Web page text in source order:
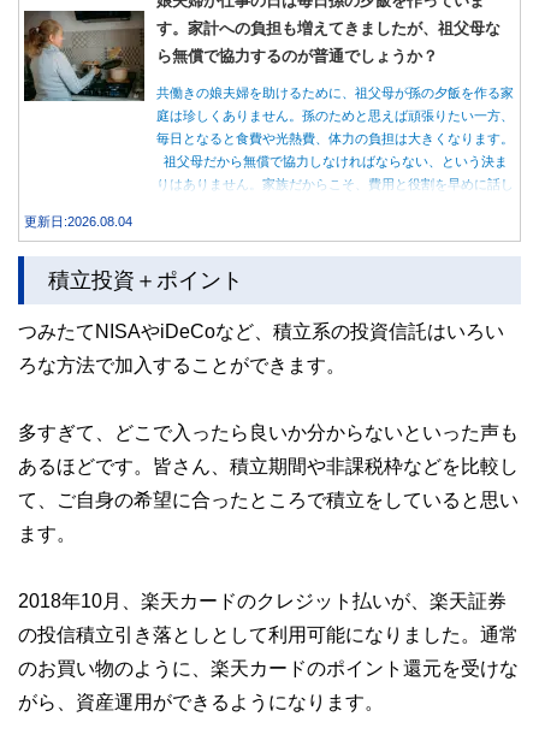
す。家計への負担も増えてきましたが、祖父母な
ら無償で協力するのが普通でしょうか？
共働きの娘夫婦を助けるために、祖父母が孫の夕飯を作る家
庭は珍しくありません。孫のためと思えば頑張りたい一方、
毎日となると食費や光熱費、体力の負担は大きくなります。
祖父母だから無償で協力しなければならない、という決ま
りはありません。家族だからこそ、費用と役割を早めに話し
更新日:2026.08.04
積立投資＋ポイント
つみたてNISAやiDeCoなど、積立系の投資信託はいろい
ろな方法で加入することができます。
多すぎて、どこで入ったら良いか分からないといった声も
あるほどです。皆さん、積立期間や非課税枠などを比較し
て、ご自身の希望に合ったところで積立をしていると思い
ます。
2018年10月、楽天カードのクレジット払いが、楽天証券
の投信積立引き落としとして利用可能になりました。通常
のお買い物のように、楽天カードのポイント還元を受けな
がら、資産運用ができるようになります。